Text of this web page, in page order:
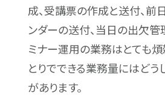
成、受講票の作成と送付、前
ンダーの送付、当日の出欠管
ミナー運用の業務はとても煩
とりでできる業務量にはどう
があります。